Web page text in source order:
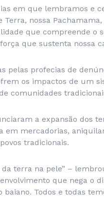
em que lembramos e
Terra, nossa Pachamama
que compreende o
que sustenta nossa
pelas profecias de
os impactos de um
comunidades
a expansão dos
em mercadorias,
tradicionais.
da terra na pele” –
que nega o
Todos e todas